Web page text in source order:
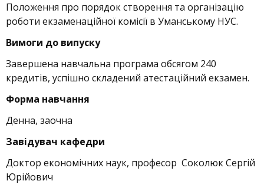
Положення про порядок створення та організацію
роботи екзаменаційної комісії в Уманському НУС.
Вимоги до випуску
Завершена навчальна програма обсягом 240
кредитів, успішно складений атестаційний екзамен.
Форма навчання
Денна, заочна
Завідувач кафедри
Доктор економічних наук, професор Соколюк Сергій
Юрійович